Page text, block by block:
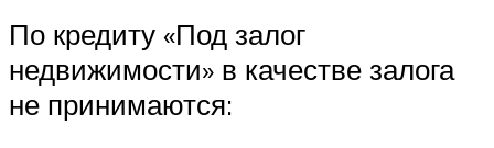
По кредиту «Под залог
недвижимости» в качестве залога
не принимаются: